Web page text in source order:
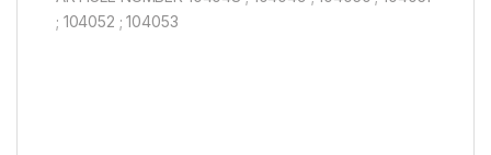
; 104052 ; 104053